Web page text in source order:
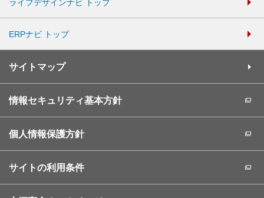
ライフデザインナビ トップ
ERPナビ トップ
サイトマップ
情報セキュリティ基本方針
個人情報保護方針
サイトの利用条件